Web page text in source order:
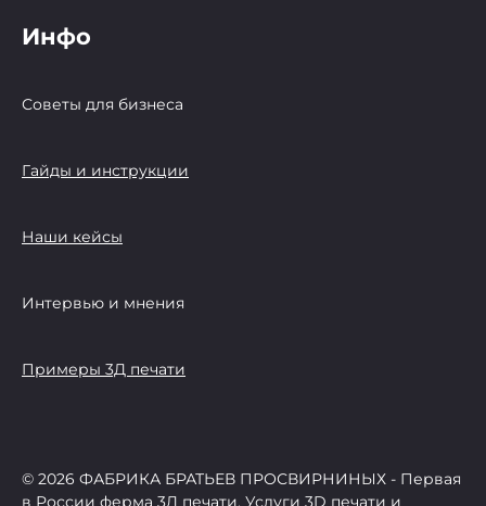
Инфо
Советы для бизнеса
Гайды и инструкции
Наши кейсы
Интервью и мнения
Примеры 3Д печати
© 2026 ФАБРИКА БРАТЬЕВ ПРОСВИРНИНЫХ - Первая
в России ферма 3Д печати, Услуги 3D печати и